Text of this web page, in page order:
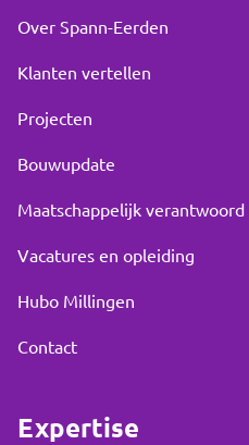
Over Spann-Eerden
Klanten vertellen
Projecten
Bouwupdate
Maatschappelijk
Vacatures en opleiding
Hubo Millingen
Contact
Expertise